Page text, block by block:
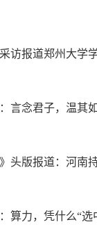
访报道郑州大学
：言念君子，温
》头版报道：河南
算力，凭什么“选